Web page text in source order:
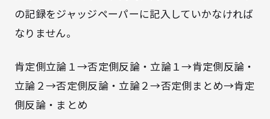
の記録をジャッジペーパーに記入していかなければ
なりません。
肯定側立論１→否定側反論・立論１→肯定側反論・
立論２→否定側反論・立論２→否定側まとめ→肯定
側反論・まとめ